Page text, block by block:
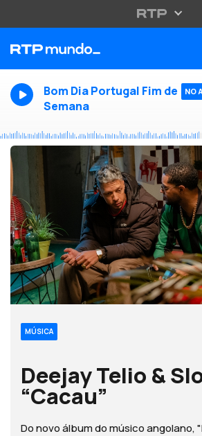
Bom Dia Portugal Fim de
Semana
NO
MÚSICA
Deejay Telio &
“Cacau”
Do novo álbum do músico angolano,